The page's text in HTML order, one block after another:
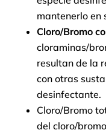
mantenerlo en
Cloro/Bromo
cloraminas/
resultan de la
con otras
desinfectante.
Cloro/Bromo
del cloro/